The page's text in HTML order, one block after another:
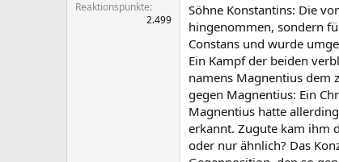
Reaktionspunkte
2.499
Söhne Konstantins: Die
hingenommen, sondern
Constans und wurde
Ein Kampf der beiden
namens Magnentius dem
gegen Magnentius: Ein
Magnentius hatte
erkannt. Zugute kam ihm
oder nur ähnlich? Das